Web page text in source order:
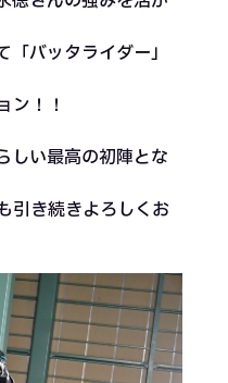
バッタライダー」
ン！！
しい最高の初陣とな
引き続きよろしくお